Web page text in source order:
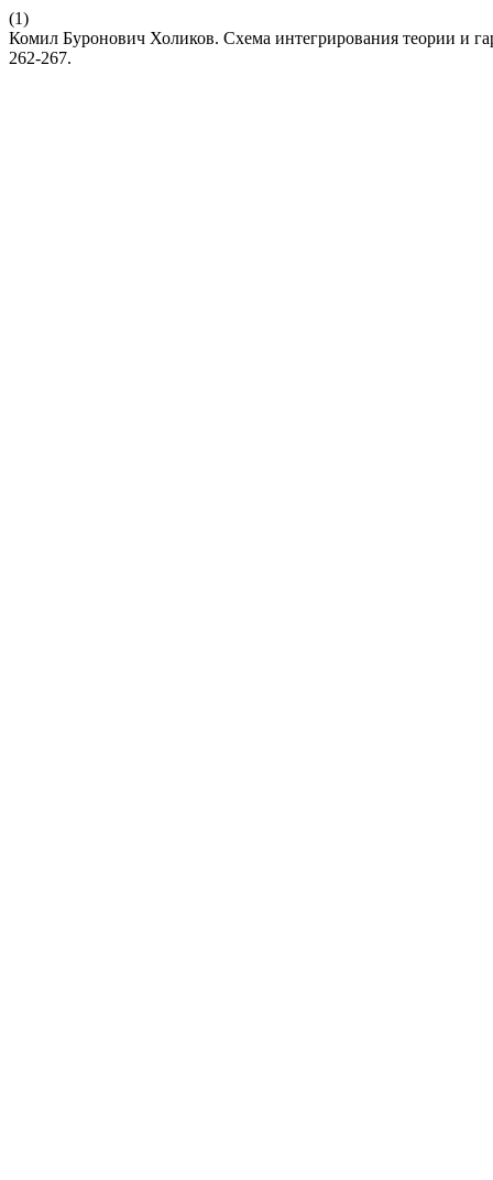
(1)
Комил Буронович Холиков. Схема интегрирования теории и
262-267.